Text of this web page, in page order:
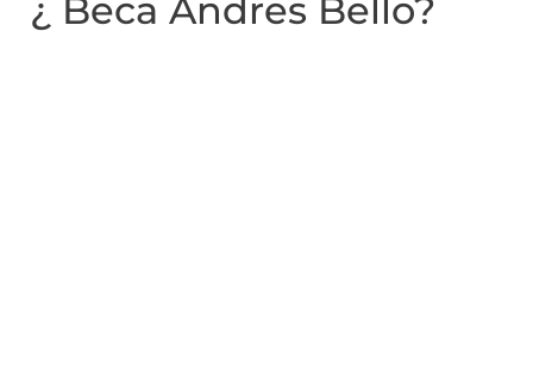
¿ Beca Andres Bello?